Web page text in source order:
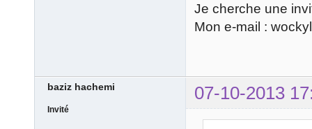
Je cherche une
Mon e-mail :
baziz hachemi 07-10-2013
Invité